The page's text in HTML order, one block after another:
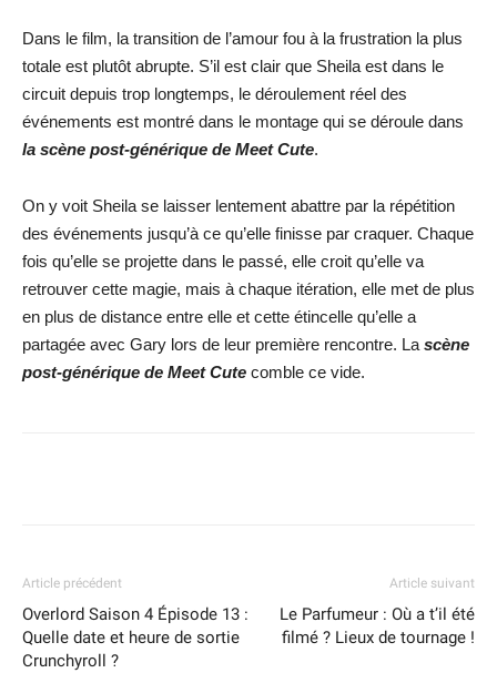
Dans le film, la transition de l’amour fou à la frustration la plus
totale est plutôt abrupte. S’il est clair que Sheila est dans le
circuit depuis trop longtemps, le déroulement réel des
événements est montré dans le montage qui se déroule dans
la scène post-générique de Meet Cute.
On y voit Sheila se laisser lentement abattre par la répétition
des événements jusqu’à ce qu’elle finisse par craquer. Chaque
fois qu’elle se projette dans le passé, elle croit qu’elle va
retrouver cette magie, mais à chaque itération, elle met de plus
en plus de distance entre elle et cette étincelle qu’elle a
partagée avec Gary lors de leur première rencontre. La scène
post-générique de Meet Cute comble ce vide.
Article précédent
Overlord Saison 4 Épisode 13 :
Quelle date et heure de sortie
Crunchyroll ?
Article suivant
Le Parfumeur : Où a t’il été
filmé ? Lieux de tournage !